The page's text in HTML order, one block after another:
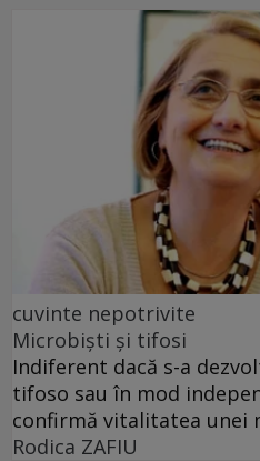
cuvinte nepotrivite
Microbiști și tifosi
Indiferent dacă s-a
tifoso sau în mod
confirmă vitalitatea unei
Rodica ZAFIU